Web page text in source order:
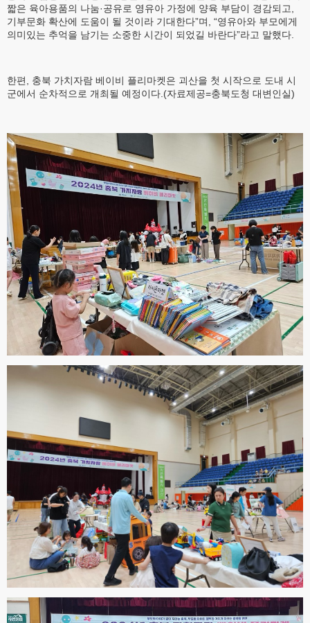
짧은 육아용품의 나눔·공유로 영유아 가정에 양육 부담이 경감되고,
기부문화 확산에 도움이 될 것이라 기대한다”며, “영유아와 부모에게
의미있는 추억을 남기는 소중한 시간이 되었길 바란다”라고 말했다.
한편, 충북 가치자람 베이비 플리마켓은 괴산을 첫 시작으로 도내 시
군에서 순차적으로 개최될 예정이다.(자료제공=충북도청 대변인실)